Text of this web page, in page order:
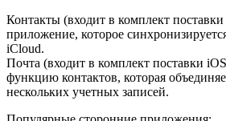
Контакты (входит в комплект
приложение, которое
iCloud.
Почта (входит в комплект поставки
функцию контактов, которая
нескольких учетных записей.